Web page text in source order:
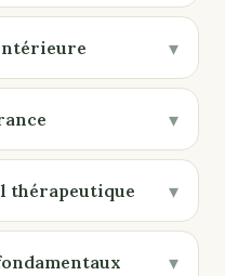
▾
▾
thérapeutique ▾
▾